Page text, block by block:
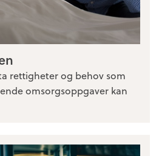
rettigheter og behov som
omsorgsoppgaver kan